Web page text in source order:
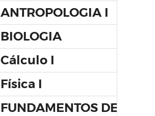
ANTROPOLOGIA I
BIOLOGIA
Cálculo I
Física I
FUNDAMENTOS DE